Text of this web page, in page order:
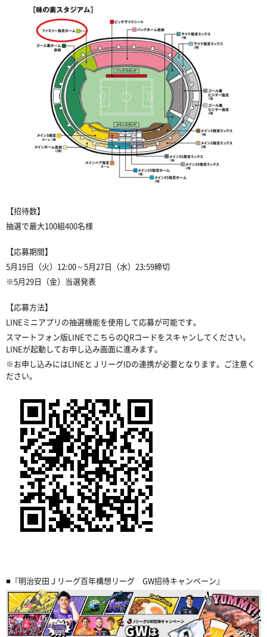
【招待数】
抽選で最大100組400名様
【応募期間】
5月19日（火）12:00～5月27日（水）23:59締切
※5月29日（金）当選発表
【応募方法】
LINEミニアプリの抽選機能を使用して応募が可能です。
スマートフォン版LINEでこちらのQRコードをスキャンしてください。
LINEが起動してお申し込み画面に進みます。
※お申し込みにはLINEとＪリーグIDの連携が必要となります。ご注意く
ださい。
■『明治安田Ｊリーグ百年構想リーグ GW招待キャンペーン』